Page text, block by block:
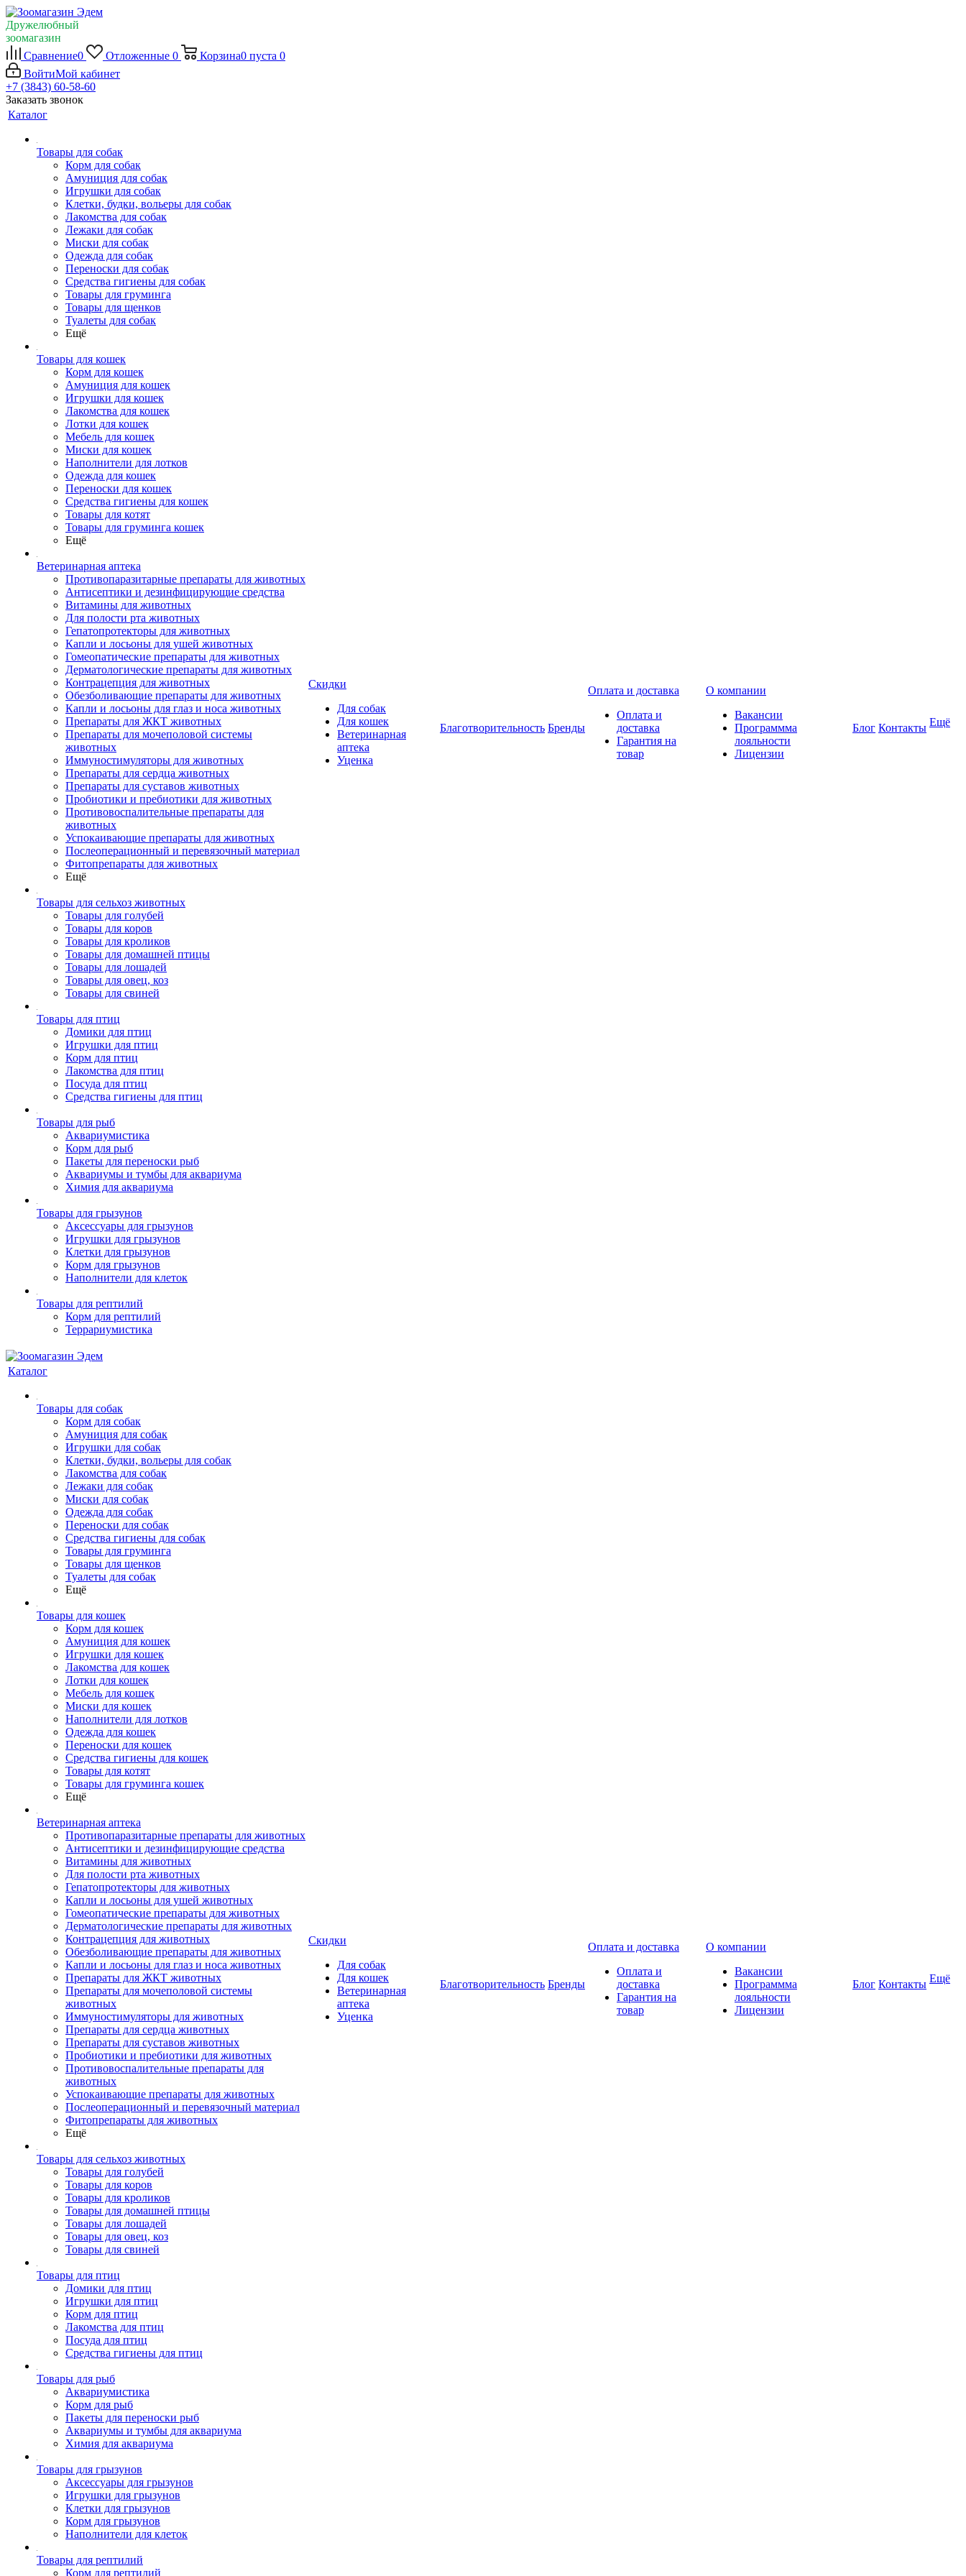
Дружелюбный
зоомагазин
Сравнение0 Отложенные 0 Корзина0 пуста 0
ВойтиМой кабинет
+7 (3843) 60-58-60
Заказать звонок
Каталог
Товары для собак
Корм для собак
Амуниция для собак
Игрушки для собак
Клетки, будки, вольеры для собак
Лакомства для собак
Лежаки для собак
Миски для собак
Одежда для собак
Переноски для собак
Средства гигиены для собак
Товары для груминга
Товары для щенков
Туалеты для собак
Ещё
Товары для кошек
Корм для кошек
Амуниция для кошек
Игрушки для кошек
Лакомства для кошек
Лотки для кошек
Мебель для кошек
Миски для кошек
Наполнители для лотков
Одежда для кошек
Переноски для кошек
Средства гигиены для кошек
Товары для котят
Товары для груминга кошек
Ещё
Ветеринарная аптека
Противопаразитарные препараты для животных
Антисептики и дезинфицирующие средства
Витамины для животных
Для полости рта животных
Гепатопротекторы для животных
Капли и лосьоны для ушей животных
Гомеопатические препараты для животных
Дерматологические препараты для животных
Контрацепция для животных
Обезболивающие препараты для животных
Капли и лосьоны для глаз и носа животных
Препараты для ЖКТ животных
Препараты для мочеполовой системы
животных
Иммуностимуляторы для животных
Препараты для сердца животных
Препараты для суставов животных
Пробиотики и пребиотики для животных
Противовоспалительные препараты для
животных
Успокаивающие препараты для животных
Послеоперационный и перевязочный материал
Фитопрепараты для животных
Ещё
Товары для сельхоз животных
Товары для голубей
Товары для коров
Товары для кроликов
Товары для домашней птицы
Товары для лошадей
Товары для овец, коз
Товары для свиней
Товары для птиц
Домики для птиц
Игрушки для птиц
Корм для птиц
Лакомства для птиц
Посуда для птиц
Средства гигиены для птиц
Товары для рыб
Аквариумистика
Корм для рыб
Пакеты для переноски рыб
Аквариумы и тумбы для аквариума
Химия для аквариума
Товары для грызунов
Аксессуары для грызунов
Игрушки для грызунов
Клетки для грызунов
Корм для грызунов
Наполнители для клеток
Товары для рептилий
Корм для рептилий
Террариумистика
Скидки
Для собак
Для кошек
Ветеринарная
аптека
Уценка
Благотворительность Бренды
Оплата и доставка
Оплата и
доставка
Гарантия на
товар
О компании
Вакансии
Программма
лояльности
Лицензии
Блог Контакты Ещё
Каталог
Товары для собак
Корм для собак
Амуниция для собак
Игрушки для собак
Клетки, будки, вольеры для собак
Лакомства для собак
Лежаки для собак
Миски для собак
Одежда для собак
Переноски для собак
Средства гигиены для собак
Товары для груминга
Товары для щенков
Туалеты для собак
Ещё
Товары для кошек
Корм для кошек
Амуниция для кошек
Игрушки для кошек
Лакомства для кошек
Лотки для кошек
Мебель для кошек
Миски для кошек
Наполнители для лотков
Одежда для кошек
Переноски для кошек
Средства гигиены для кошек
Товары для котят
Товары для груминга кошек
Ещё
Ветеринарная аптека
Противопаразитарные препараты для животных
Антисептики и дезинфицирующие средства
Витамины для животных
Для полости рта животных
Гепатопротекторы для животных
Капли и лосьоны для ушей животных
Гомеопатические препараты для животных
Дерматологические препараты для животных
Контрацепция для животных
Обезболивающие препараты для животных
Капли и лосьоны для глаз и носа животных
Препараты для ЖКТ животных
Препараты для мочеполовой системы
животных
Иммуностимуляторы для животных
Препараты для сердца животных
Препараты для суставов животных
Пробиотики и пребиотики для животных
Противовоспалительные препараты для
животных
Успокаивающие препараты для животных
Послеоперационный и перевязочный материал
Фитопрепараты для животных
Ещё
Товары для сельхоз животных
Товары для голубей
Товары для коров
Товары для кроликов
Товары для домашней птицы
Товары для лошадей
Товары для овец, коз
Товары для свиней
Товары для птиц
Домики для птиц
Игрушки для птиц
Корм для птиц
Лакомства для птиц
Посуда для птиц
Средства гигиены для птиц
Товары для рыб
Аквариумистика
Корм для рыб
Пакеты для переноски рыб
Аквариумы и тумбы для аквариума
Химия для аквариума
Товары для грызунов
Аксессуары для грызунов
Игрушки для грызунов
Клетки для грызунов
Корм для грызунов
Наполнители для клеток
Товары для рептилий
Корм для рептилий
Скидки
Для собак
Для кошек
Ветеринарная
аптека
Уценка
Благотворительность Бренды
Оплата и доставка
Оплата и
доставка
Гарантия на
товар
О компании
Вакансии
Программма
лояльности
Лицензии
Блог Контакты Ещё